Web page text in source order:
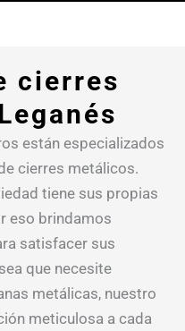
cierres
están especializados
cierres metálicos.
tiene sus propias
eso brindamos
satisfacer sus
que necesite
metálicas, nuestro
meticulosa a cada